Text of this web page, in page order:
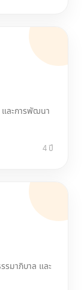
ละการพัฒนา
4 ปี
รมาภิบาล และ